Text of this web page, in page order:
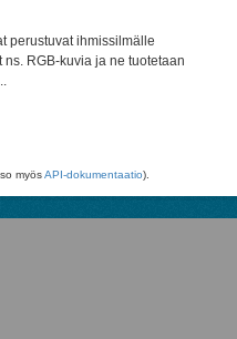
perustuvat ihmissilmälle
RGB-kuvia ja ne tuotetaan
myösAPI-dokumentaatio).